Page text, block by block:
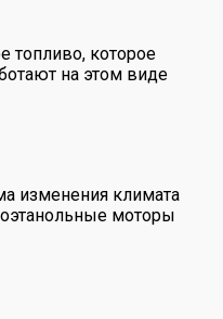
топливо, которое
на этом виде
изменения климата
моторы